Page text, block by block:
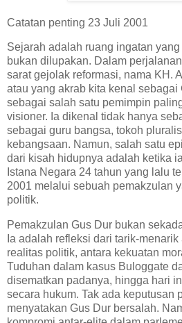
Catatan penting 23 Juli 2001
Sejarah adalah ruang ingatan
bukan dilupakan. Dalam
sarat gejolak reformasi, nama KH.
atau yang akrab kita kenal
sebagai salah satu pemimpin
visioner. Ia dikenal tidak hanya
sebagai guru bangsa, tokoh
kebangsaan. Namun, salah satu
dari kisah hidupnya adalah ketika
Istana Negara 24 tahun yang lalu
2001 melalui sebuah pemakzulan
politik.
Pemakzulan Gus Dur bukan
Ia adalah refleksi dari tarik-
realitas politik, antara kekuatan
Tuduhan dalam kasus Buloggate
disematkan padanya, hingga hari
secara hukum. Tak ada keputusan
menyatakan Gus Dur bersalah.